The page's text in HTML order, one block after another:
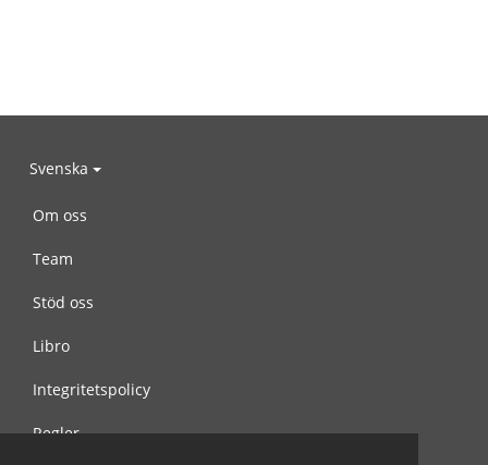
Svenska
Om oss
Team
Stöd oss
Libro
Integritetspolicy
Regler